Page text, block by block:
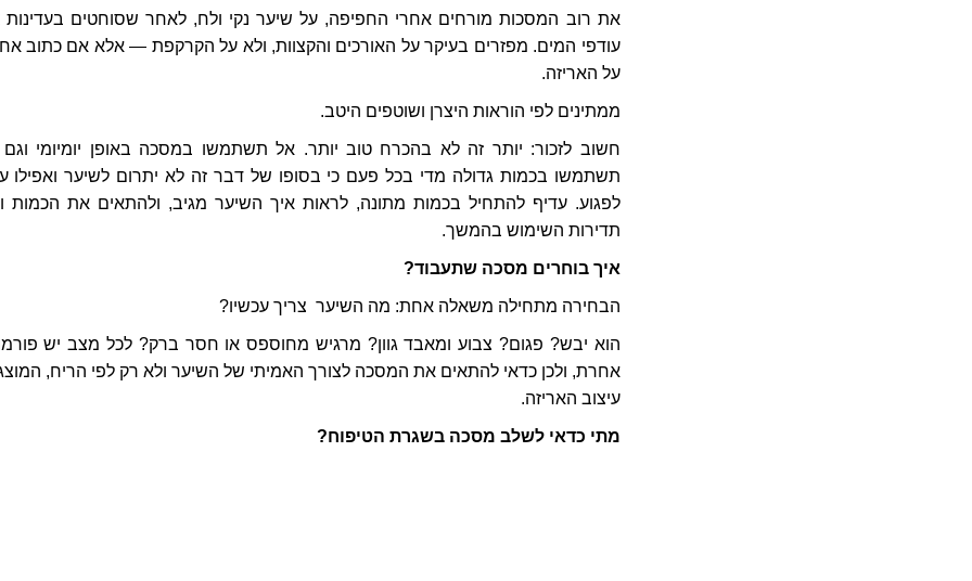
את רוב המסכות מורחים אחרי החפיפה, על שיער נקי ולח, לאחר שסוחטים
עודפי המים. מפזרים בעיקר על האורכים והקצוות, ולא על הקרקפת — אלא אם כתוב
על האריזה.
ממתינים לפי הוראות היצרן ושוטפים היטב.
חשוב לזכור: יותר זה לא בהכרח טוב יותר. אל תשתמשו במסכה באופן יומיומי
תשתמשו בכמות גדולה מדי בכל פעם כי בסופו של דבר זה לא יתרום לשיער ואפילו
לפגוע. עדיף להתחיל בכמות מתונה, לראות איך השיער מגיב, ולהתאים את הכמות
תדירות השימוש בהמשך.
איך בוחרים מסכה שתעבוד?
הבחירה מתחילה משאלה אחת: מה השיער צריך עכשיו?
הוא יבש? פגום? צבוע ומאבד גוון? מרגיש מחוספס או חסר ברק? לכל מצב יש
אחרת, ולכן כדאי להתאים את המסכה לצורך האמיתי של השיער ולא רק לפי הריח,
עיצוב האריזה.
מתי כדאי לשלב מסכה בשגרת הטיפוח?